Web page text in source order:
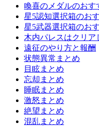
喚喜のメダルのおす
星5認知選択箱のお
星5武器選択箱のお
木内パレスはクリア
遠征のやり方と報酬
状態異常まとめ
目眩まとめ
忘却まとめ
睡眠まとめ
激怒まとめ
絶望まとめ
混乱まとめ